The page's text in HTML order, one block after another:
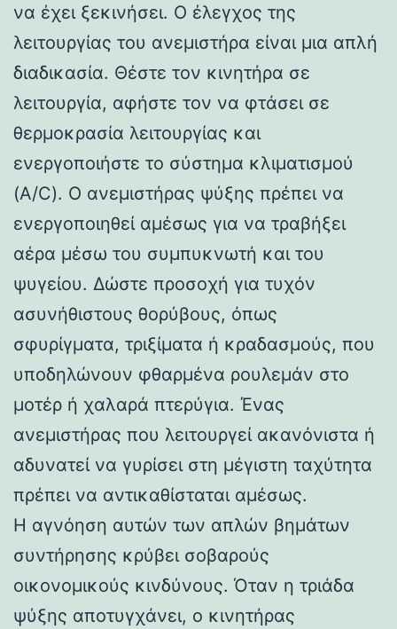
να έχει ξεκινήσει. Ο έλεγχος της
λειτουργίας του ανεμιστήρα είναι μια απλή
διαδικασία. Θέστε τον κινητήρα σε
λειτουργία, αφήστε τον να φτάσει σε
θερμοκρασία λειτουργίας και
ενεργοποιήστε το σύστημα κλιματισμού
(A/C). Ο ανεμιστήρας ψύξης πρέπει να
ενεργοποιηθεί αμέσως για να τραβήξει
αέρα μέσω του συμπυκνωτή και του
ψυγείου. Δώστε προσοχή για τυχόν
ασυνήθιστους θορύβους, όπως
σφυρίγματα, τριξίματα ή κραδασμούς, που
υποδηλώνουν φθαρμένα ρουλεμάν στο
μοτέρ ή χαλαρά πτερύγια. Ένας
ανεμιστήρας που λειτουργεί ακανόνιστα ή
αδυνατεί να γυρίσει στη μέγιστη ταχύτητα
πρέπει να αντικαθίσταται αμέσως.
Η αγνόηση αυτών των απλών βημάτων
συντήρησης κρύβει σοβαρούς
οικονομικούς κινδύνους. Όταν η τριάδα
ψύξης αποτυγχάνει, ο κινητήρας